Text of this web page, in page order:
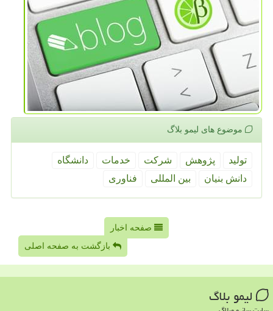
موضوع های لیمو بلاگ
تولید پژوهش شركت خدمات
دانشگاه
دانش بنیان
بین المللی فناوری
صفحه اخبار
بازگشت به صفحه اصلی
لیمو بلاگ